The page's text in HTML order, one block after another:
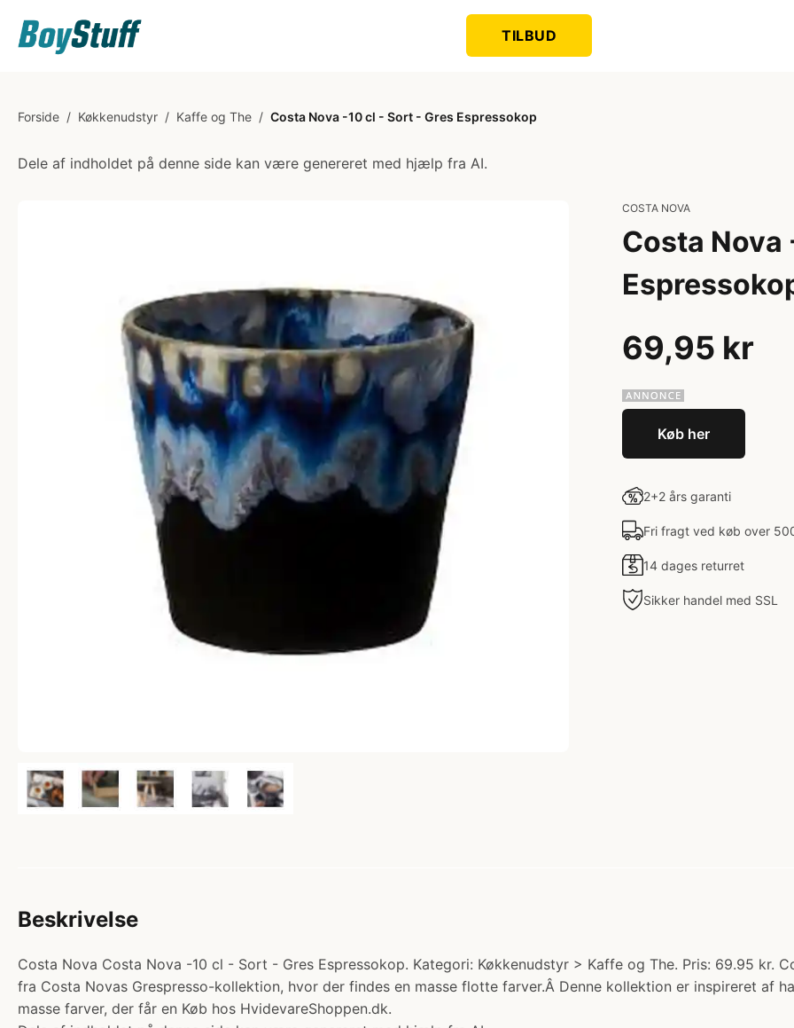
TILBUD
Forside / Køkkenudstyr / Kaffe og The / Costa Nova -10 cl - Sort - Gres Espressokop
Dele af indholdet på denne side kan være genereret med hjælp fra AI.
COSTA NOVA
Costa Nova
69,95 kr
Køb her
2+2 års garanti
Fri fragt ved køb over
14 dages returret
Sikker handel med SSL
Beskrivelse
Costa Nova Costa Nova -10 cl - Sort - Gres Espressokop. Kategori: Køkkenudstyr > Kaffe og The. Pris: 69.95 kr.
fra Costa Novas Grespresso-kollektion, hvor der findes en masse flotte farver.Â Denne kollektion er inspireret af
masse farver, der får en Køb hos HvidevareShoppen.dk.